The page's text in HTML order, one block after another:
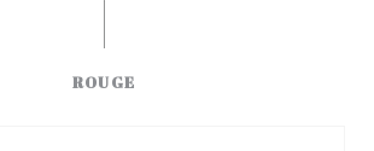
ROUGE